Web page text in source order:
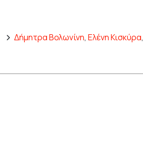
Δήμητρα Βολωνίνη, Ελένη Κισκύρα,